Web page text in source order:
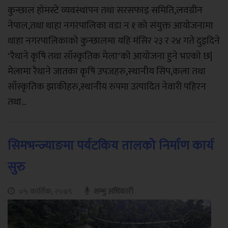
कुन्छाल होमस्टे व्यवस्थापन तथा सरसफाइ समिति,लवग्रीन
नेपाल,तथा थाहा नगरपालिका वडा न १ को संयुक्त आयोजनामा
थाहा नगरपालिकाको कुन्छालमा यहि मंसिर २३ र २४ गते दुइदिने
"रैथाने कृषि तथा साँस्कृतिक मेला"को आयोजना हुने भएको छ|
मेलामा रैथाने जातका कृषि उपजहरु,स्थानीय सिप,कला तथा
साँस्कृतिक झाकीहरु,स्थानीय रुपमा उत्पादित नेवारी पहिरन
तथा...
सिमभन्ज्याङमा पर्यटकिय तालको निर्माण कार्य
सुरु